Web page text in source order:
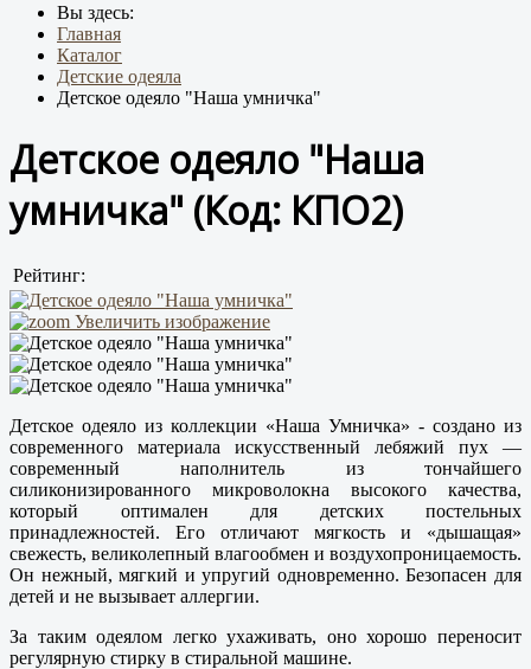
Вы здесь:
Главная
Каталог
Детские одеяла
Детское одеяло "Наша умничка"
Детское одеяло "Наша
умничка" (Код: КПО2)
Рейтинг:
Увеличить изображение
Детское одеяло из коллекции «Наша Умничка» - создано из
современного материала искусственный лебяжий пух —
современный наполнитель из тончайшего
силиконизированного микроволокна высокого качества,
который оптимален для детских постельных
принадлежностей. Его отличают мягкость и «дышащая»
свежесть, великолепный влагообмен и воздухопроницаемость.
Он нежный, мягкий и упругий одновременно. Безопасен для
детей и не вызывает аллергии.
За таким одеялом легко ухаживать, оно хорошо переносит
регулярную стирку в стиральной машине.